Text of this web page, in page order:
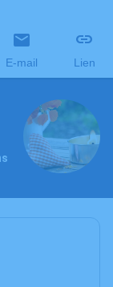
E-mail Lien